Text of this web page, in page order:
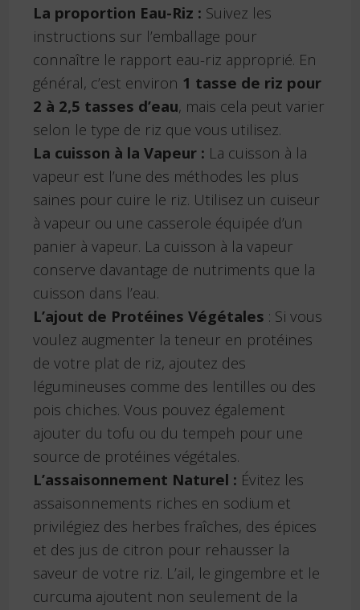
La proportion Eau-Riz : Suivez les
instructions sur l’emballage pour
connaître le rapport eau-riz approprié. En
général, c’est environ 1 tasse de riz pour
2 à 2,5 tasses d’eau, mais cela peut varier
selon le type de riz que vous utilisez.
La cuisson à la Vapeur : La cuisson à la
vapeur est l’une des méthodes les plus
saines pour cuire le riz. Utilisez un cuiseur
à vapeur ou une casserole équipée d’un
panier à vapeur. La cuisson à la vapeur
conserve davantage de nutriments que la
cuisson dans l’eau.
L’ajout de Protéines Végétales : Si vous
voulez augmenter la teneur en protéines
de votre plat de riz, ajoutez des
légumineuses comme des lentilles ou des
pois chiches. Vous pouvez également
ajouter du tofu ou du tempeh pour une
source de protéines végétales.
L’assaisonnement Naturel : Évitez les
assaisonnements riches en sodium et
privilégiez des herbes fraîches, des épices
et des jus de citron pour rehausser la
saveur de votre riz. L’ail, le gingembre et le
curcuma ajoutent non seulement de la